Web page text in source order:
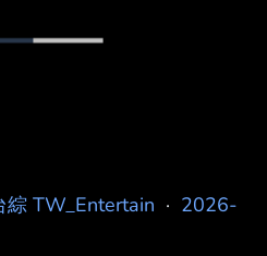
綜 TW_Entertain · 2026-